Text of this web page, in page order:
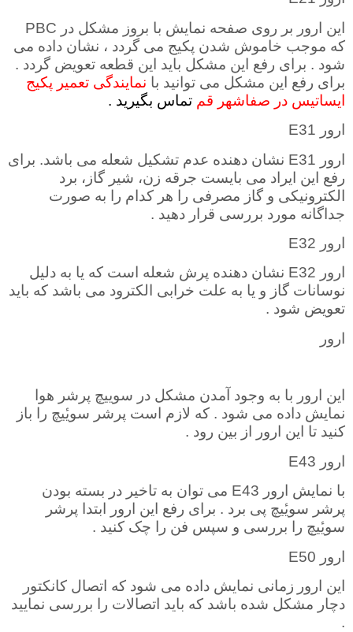
این ارور بر روی صفحه نمایش با بروز مشکل در PBC
که موجب خاموش شدن پکیج می گردد ، نشان داده می
شود . برای رفع این مشکل باید این قطعه تعویض گردد .
برای رفع این مشکل می توانید با نمایندگی تعمیر پکیج
ایساتیس در صفاشهر قم تماس بگیرید .
ارور E31
ارور E31 نشان دهنده عدم تشکیل شعله می باشد. برای
رفع این ایراد می بایست جرقه زن، شیر گاز، برد
الکترونیکی و گاز مصرفی را هر کدام را به صورت
جداگانه مورد بررسی قرار دهید .
ارور E32
ارور E32 نشان دهنده پرش شعله است که یا به دلیل
نوسانات گاز و یا به علت خرابی الکترود می باشد که باید
تعویض شود .
ارور
این ارور با به وجود آمدن مشکل در سوییچ پرشر هوا
نمایش داده می شود . که لازم است پرشر سویٔیچ را باز
کنید تا این ارور از بین رود .
ارور E43
با نمایش ارور E43 می توان به تاخیر در بسته بودن
پرشر سویٔیچ پی برد . برای رفع این ارور ابتدا پرشر
سویٔیچ را بررسی و سپس فن را چک کنید .
ارور E50
این ارور زمانی نمایش داده می شود که اتصال کانکتور
دچار مشکل شده باشد که باید اتصالات را بررسی نمایید
.